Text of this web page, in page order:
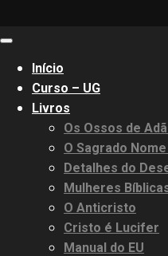
Primary
MenuInício
Curso – UG
Livros
Os Ossos de
O Sagrado
Detalhes do
Mulheres
O Anticristo
Cristo é Lucifer
Manual do EU